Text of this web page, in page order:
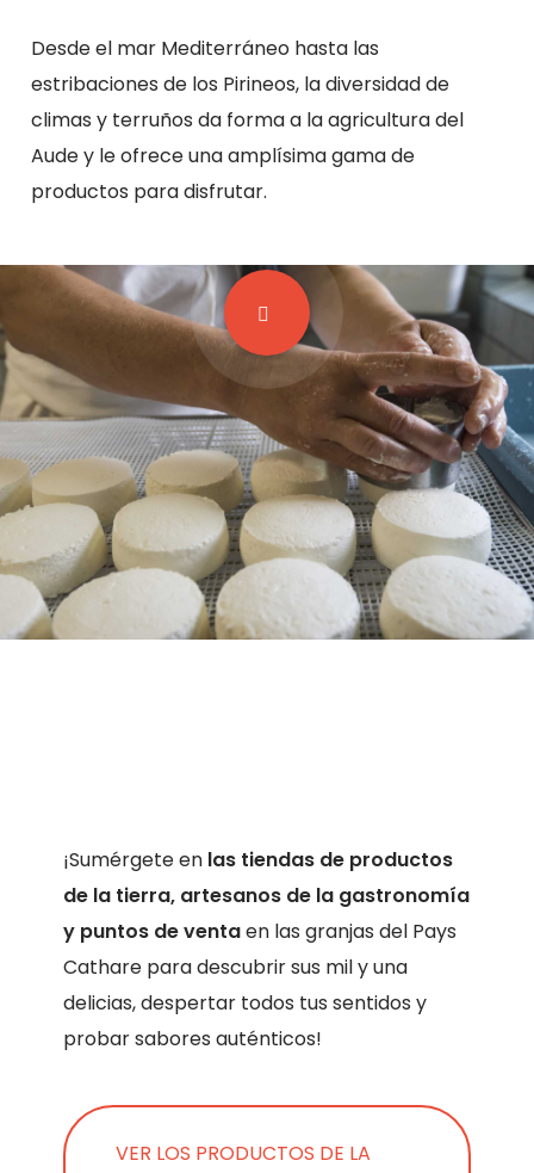
Desde el mar Mediterráneo hasta las
estribaciones de los Pirineos, la diversidad de
climas y terruños da forma a la agricultura del
Aude y le ofrece una amplísima gama de
productos para disfrutar.
¡Sumérgete en las tiendas de productos
de la tierra, artesanos de la gastronomía
y puntos de ventaen las granjas del Pays
Cathare para descubrir sus mil y una
delicias, despertar todos tus sentidos y
probar sabores auténticos!
VER LOS PRODUCTOS DE LA